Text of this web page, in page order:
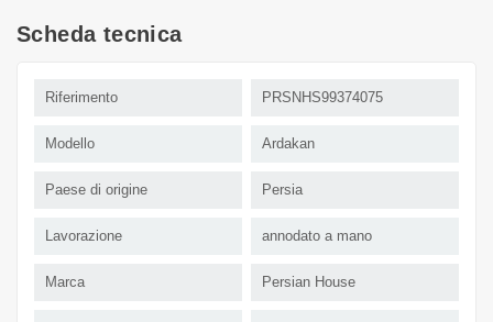
Scheda tecnica
Riferimento PRSNHS99374075
Modello Ardakan
Paese di origine Persia
Lavorazione annodato a mano
Marca Persian House